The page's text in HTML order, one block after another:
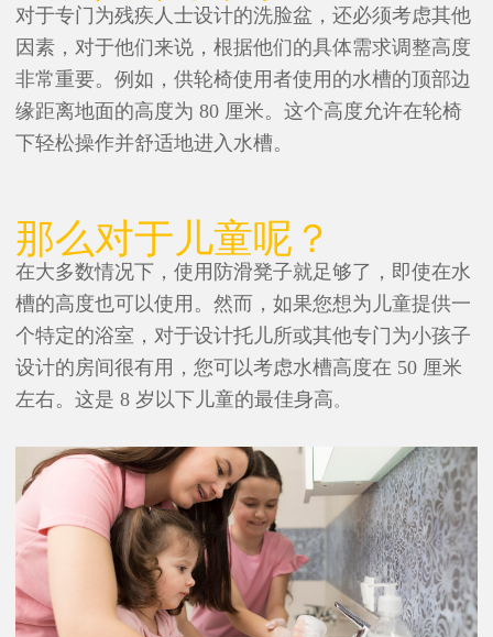
对于专门为残疾人士设计的洗脸盆，还必须考虑其他
因素，对于他们来说，根据他们的具体需求调整高度
非常重要。例如，供轮椅使用者使用的水槽的顶部边
缘距离地面的高度为 80 厘米。这个高度允许在轮椅
下轻松操作并舒适地进入水槽。
那么对于儿童呢？
在大多数情况下，使用防滑凳子就足够了，即使在水
槽的高度也可以使用。然而，如果您想为儿童提供一
个特定的浴室，对于设计托儿所或其他专门为小孩子
设计的房间很有用，您可以考虑水槽高度在 50 厘米
左右。这是 8 岁以下儿童的最佳身高。